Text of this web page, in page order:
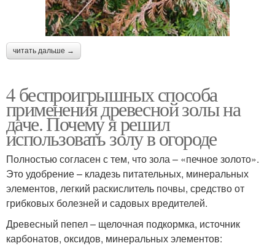
читать дальше →
4 беспроигрышных способа
применения древесной золы на
даче. Почему я решил
использовать золу в огороде
Полностью согласен с тем, что зола – «печное золото».
Это удобрение – кладезь питательных, минеральных
элементов, легкий раскислитель почвы, средство от
грибковых болезней и садовых вредителей.
Древесный пепел – щелочная подкормка, источник
карбонатов, оксидов, минеральных элементов: